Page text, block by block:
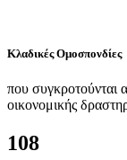
Κλαδικές Ομοσπονδίες
που συγκροτούνται
οικονομικής
108